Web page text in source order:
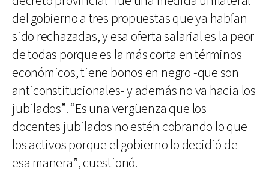
del gobierno a tres propuestas que ya habían
sido rechazadas, y esa oferta salarial es la peor
de todas porque es la más corta en términos
económicos, tiene bonos en negro -que son
anticonstitucionales- y además no va hacia los
jubilados”. “Es una vergüenza que los
docentes jubilados no estén cobrando lo que
los activos porque el gobierno lo decidió de
esa manera”, cuestionó.